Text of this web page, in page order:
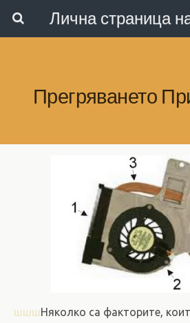
Прегряването
шшшНяколко са факторите,